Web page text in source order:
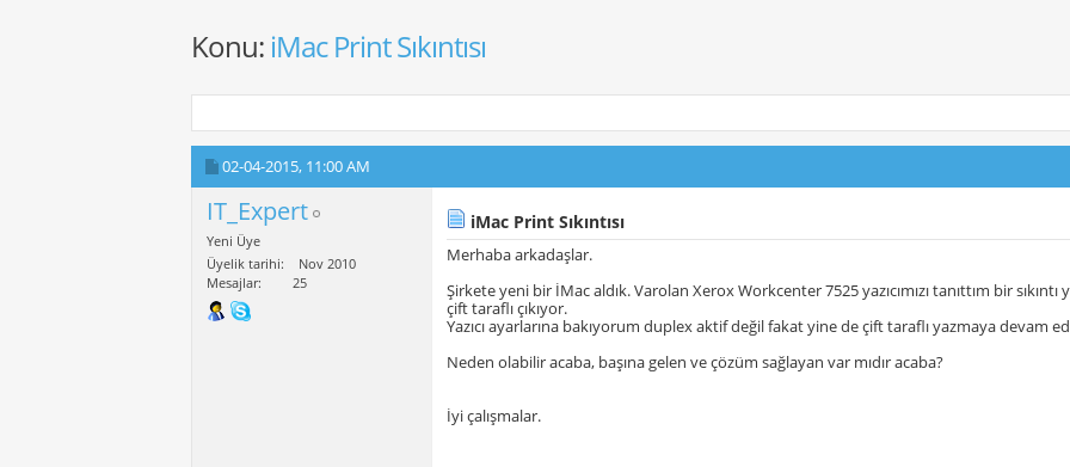
Konu: iMac Print Sıkıntısı
02-04-2015, 11:00 AM
IT_Expert
Yeni Üye
Üyelik tarihi
Nov 2010
Mesajlar
25
iMac Print Sıkıntısı
Merhaba arkadaşlar.
Şirkete yeni bir İMac aldık. Varolan Xerox Workcenter 7525 yazıcımızı tanıttım bir
çift taraflı çıkıyor.
Yazıcı ayarlarına bakıyorum duplex aktif değil fakat yine de çift taraflı yazmaya devam
Neden olabilir acaba, başına gelen ve çözüm sağlayan var mıdır acaba?
İyi çalışmalar.